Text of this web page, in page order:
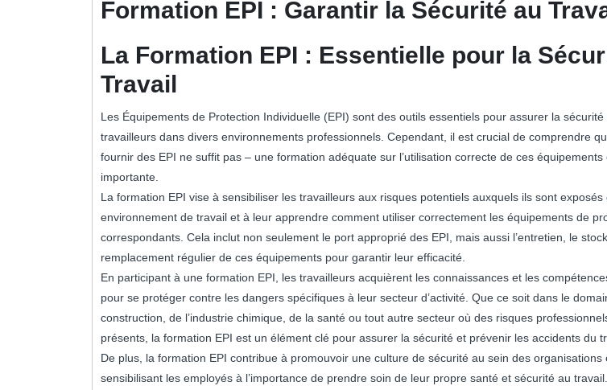
Formation EPI : Garantir la Sécurité au
La Formation EPI : Essentielle pour la
Travail
Les Équipements de Protection Individuelle (EPI) sont des outils essentiels pour assurer la sécurité
travailleurs dans divers environnements professionnels. Cependant, il est crucial de comprendre
fournir des EPI ne suffit pas – une formation adéquate sur l’utilisation correcte de ces équipements
importante.
La formation EPI vise à sensibiliser les travailleurs aux risques potentiels auxquels ils sont exposés
environnement de travail et à leur apprendre comment utiliser correctement les équipements de
correspondants. Cela inclut non seulement le port approprié des EPI, mais aussi l’entretien, le
remplacement régulier de ces équipements pour garantir leur efficacité.
En participant à une formation EPI, les travailleurs acquièrent les connaissances et les
pour se protéger contre les dangers spécifiques à leur secteur d’activité. Que ce soit dans le
construction, de l’industrie chimique, de la santé ou tout autre secteur où des risques
présents, la formation EPI est un élément clé pour assurer la sécurité et prévenir les accidents du
De plus, la formation EPI contribue à promouvoir une culture de sécurité au sein des organisations
sensibilisant les employés à l’importance de prendre soin de leur propre santé et sécurité au